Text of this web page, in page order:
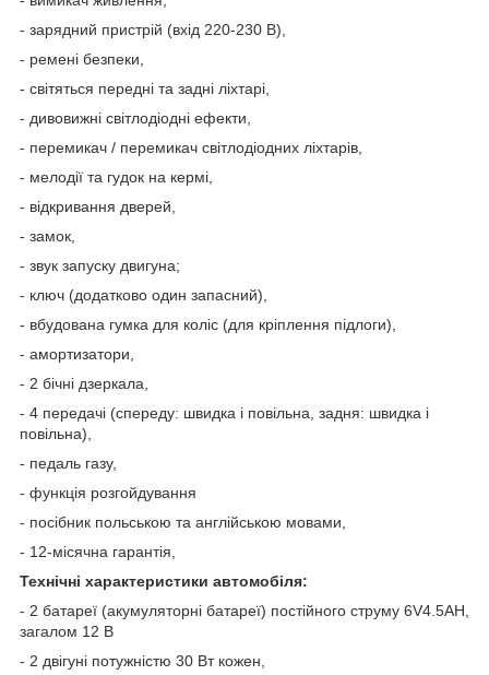
- зарядний пристрій (вхід 220-230 В),
- ремені безпеки,
- світяться передні та задні ліхтарі,
- дивовижні світлодіодні ефекти,
- перемикач / перемикач світлодіодних ліхтарів,
- мелодії та гудок на кермі,
- відкривання дверей,
- замок,
- звук запуску двигуна;
- ключ (додатково один запасний),
- вбудована гумка для коліс (для кріплення підлоги),
- амортизатори,
- 2 бічні дзеркала,
- 4 передачі (спереду: швидка і повільна, задня: швидка і
повільна),
- педаль газу,
- функція розгойдування
- посібник польською та англійською мовами,
- 12-місячна гарантія,
Технічні характеристики автомобіля:
- 2 батареї (акумуляторні батареї) постійного струму 6V4.5AH,
загалом 12 В
- 2 двігуні потужністю 30 Вт кожен,